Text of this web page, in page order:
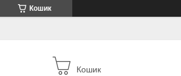
Кошик
Кошик